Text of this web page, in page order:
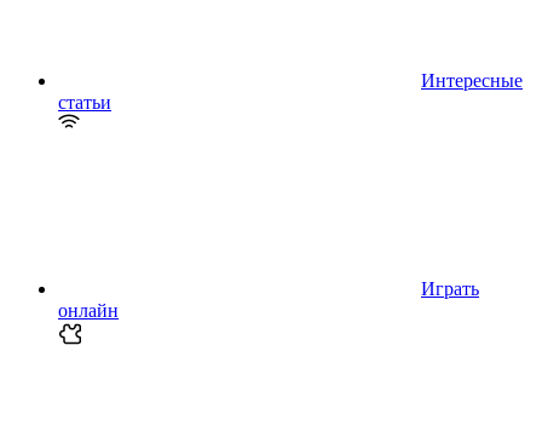
Интересные
статьи
Играть
онлайн